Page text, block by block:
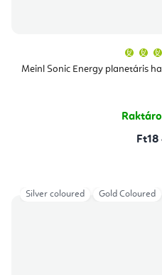
Meinl Sonic Energy planetáris
Ft18
Silver coloured Gold Coloured